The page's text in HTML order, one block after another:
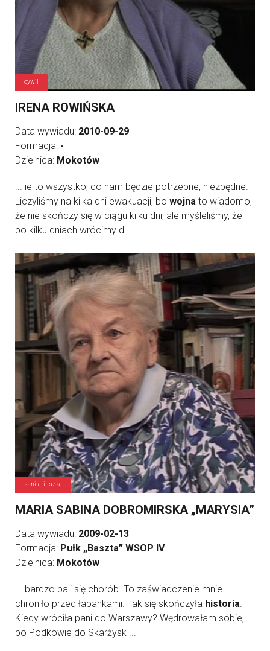
cywil
IRENA ROWIŃSKA
Data wywiadu: 2010-09-29
Formacja: -
Dzielnica: Mokotów
... ie to wszystko, co nam będzie potrzebne, niezbędne.
Liczyliśmy na kilka dni ewakuacji, bo wojna to wiadomo,
że nie skończy się w ciągu kilku dni, ale myśleliśmy, że
po kilku dniach wrócimy d ...
sanitariuszka
MARIA SABINA DOBROMIRSKA „MARYSIA”
Data wywiadu: 2009-02-13
Formacja: Pułk „Baszta” WSOP IV
Dzielnica: Mokotów
... bardzo bali się chorób. To zaświadczenie mnie
chroniło przed łapankami. Tak się skończyła historia.
Kiedy wróciła pani do Warszawy? Wędrowałam sobie,
po Podkowie do Skarżysk ...